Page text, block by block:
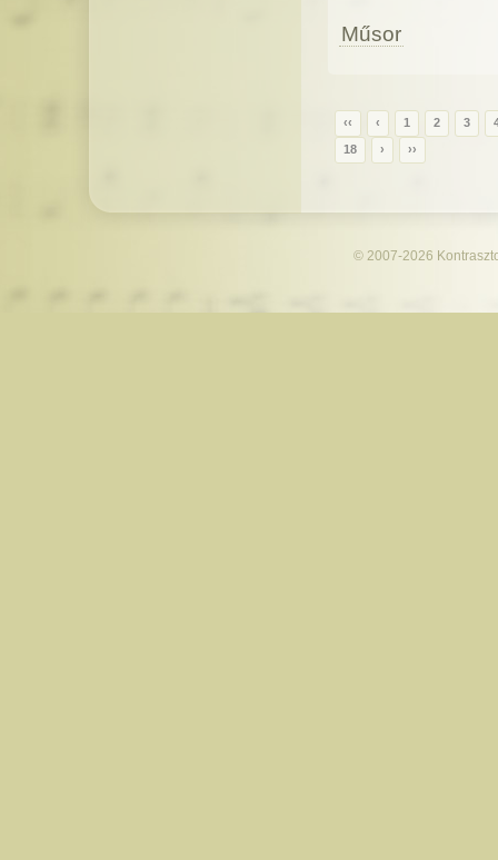
Műsor
‹‹ ‹ 1 2 3
18
› ››
© 2007-2026